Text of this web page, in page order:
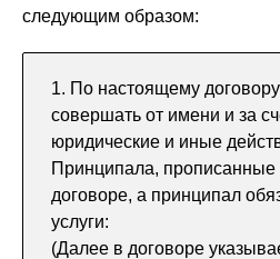
следующим образом:
1. По настоящему договору
совершать от имени и за
юридические и иные
Принципала,
договоре, а принципал
услуги:
(Далее в договоре